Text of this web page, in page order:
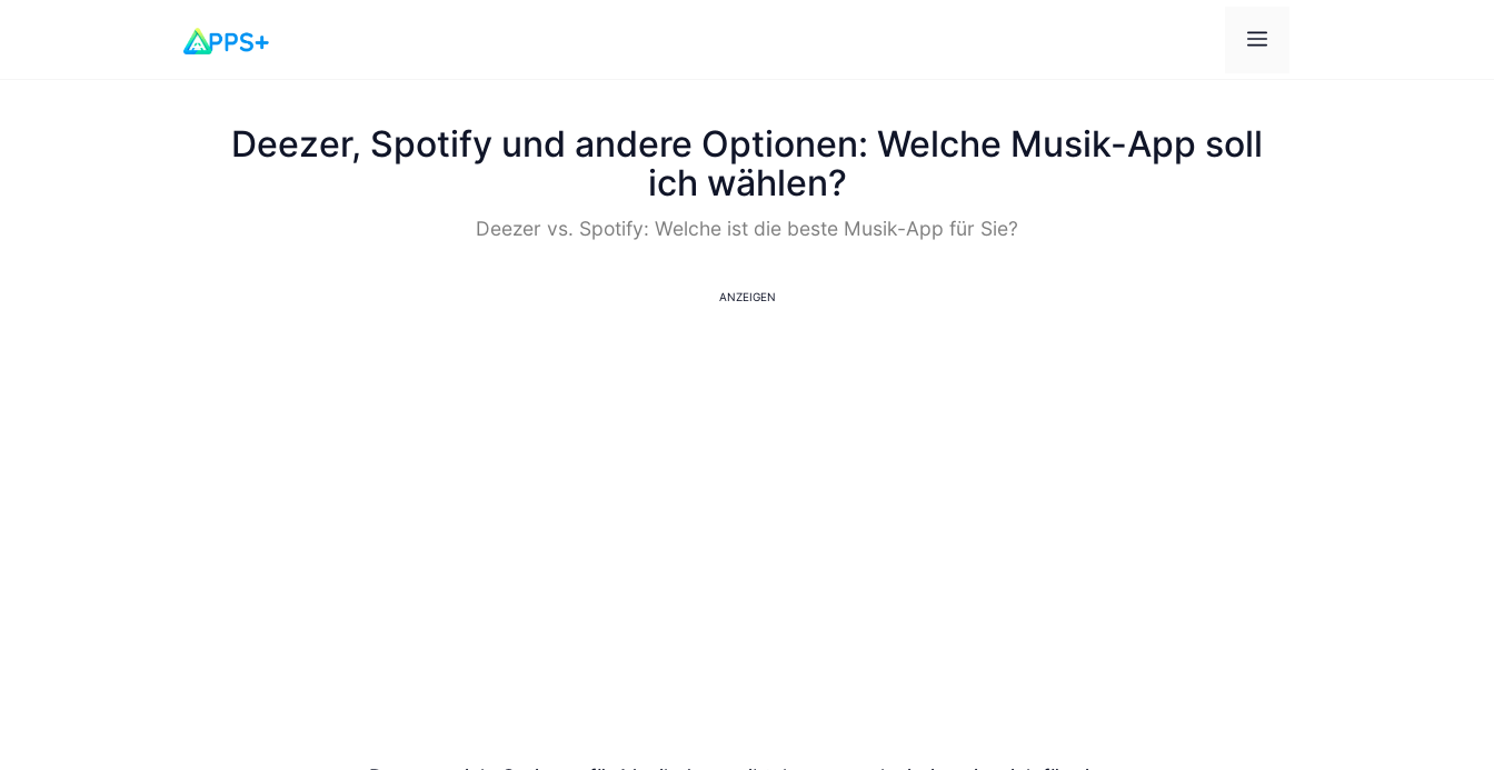
Menü
Deezer, Spotify und andere Optionen: Welche Musik-App soll
ich wählen?
Deezer vs. Spotify: Welche ist die beste Musik-App für Sie?
ANZEIGEN